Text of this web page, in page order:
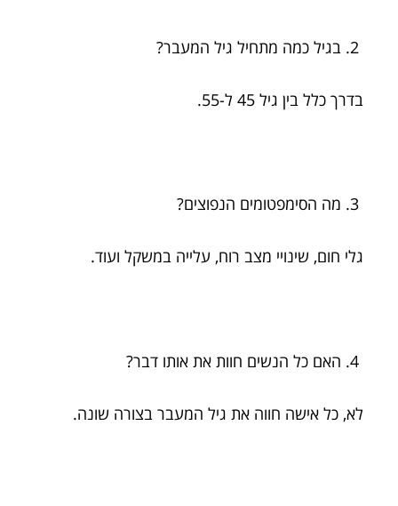
בגיל כמה מתחיל גיל המעבר?
בדרך כלל בין גיל 45 ל-55.
מה הסימפטומים הנפוצים?
גלי חום, שינויי מצב רוח, עלייה במשקל ועוד.
האם כל הנשים חוות את אותו דבר?
לא, כל אישה חווה את גיל המעבר בצורה שונה.